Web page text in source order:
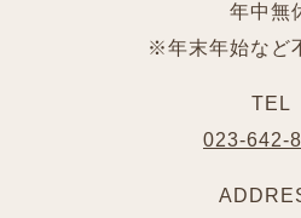
年中無
※年末年始など
TEL
023-642-